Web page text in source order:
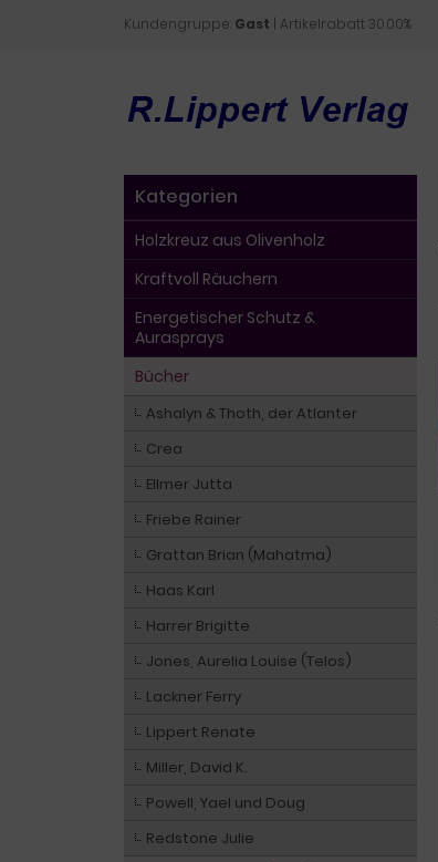
Kundengruppe: Gast | Artikelrabatt 30.00%
Kategorien
Holzkreuz aus Olivenholz
Kraftvoll Räuchern
Energetischer Schutz &
Aurasprays
Bücher
Ashalyn & Thoth, der Atlanter
Crea
Ellmer Jutta
Friebe Rainer
Grattan Brian (Mahatma)
Haas Karl
Harrer Brigitte
Jones, Aurelia Louise (Telos)
Lackner Ferry
Lippert Renate
Miller, David K.
Powell, Yael und Doug
Redstone Julie